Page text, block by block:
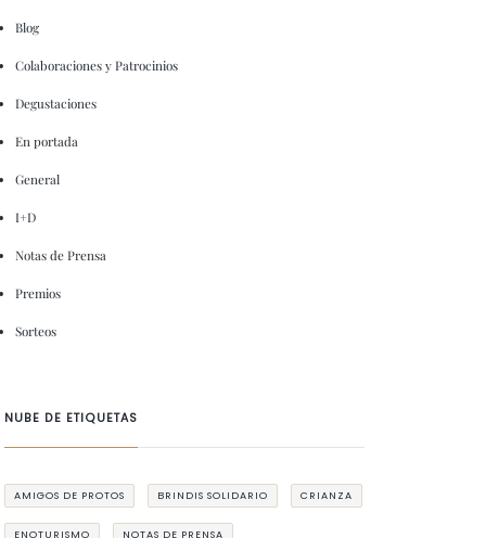
Blog
Colaboraciones y Patrocinios
Degustaciones
En portada
General
I+D
Notas de Prensa
Premios
Sorteos
NUBE DE ETIQUETAS
AMIGOS DE PROTOS BRINDIS SOLIDARIO CRIANZA
ENOTURISMO NOTAS DE PRENSA